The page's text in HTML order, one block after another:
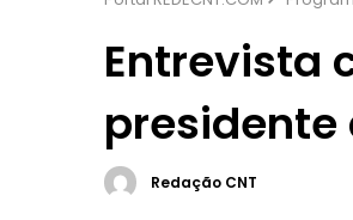
Entrevista
presidente
Redação CNT